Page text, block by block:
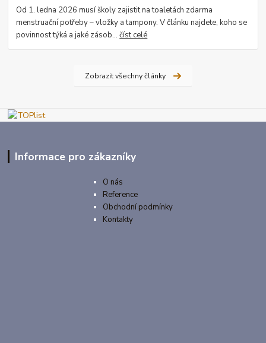
Od 1. ledna 2026 musí školy zajistit na toaletách zdarma
menstruační potřeby – vložky a tampony. V článku najdete, koho se
povinnost týká a jaké zásob...číst celé
Zobrazit všechny články
Informace pro zákazníky
O nás
Reference
Obchodní podmínky
Kontakty